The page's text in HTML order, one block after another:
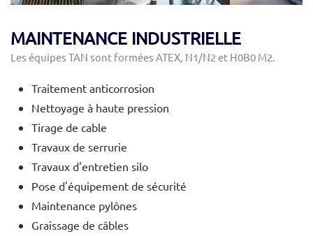
MAINTENANCE INDUSTRIELLE
Les équipes TAN sont formées ATEX, N1/N2 et H0B0 M2.
Traitement anticorrosion
Nettoyage à haute pression
Tirage de cable
Travaux de serrurie
Travaux d'entretien silo
Pose d'équipement de sécurité
Maintenance pylônes
Graissage de câbles